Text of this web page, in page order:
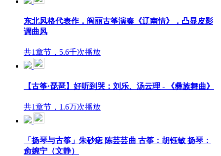
东北风格代表作，阎丽古筝演奏《辽南情》，凸显皮影
调曲风
共1章节，5.6千次播放
【古筝·琵琶】好听到哭：刘乐、汤云理 - 《彝族舞曲》
共1章节，1.6万次播放
「扬琴与古筝」朱砂痣 陈芸芸曲 古筝：胡钰敏 扬琴：
侴婉宁（文静）